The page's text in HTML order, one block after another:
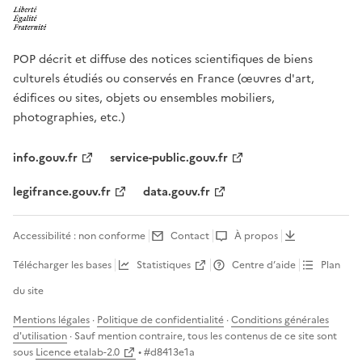
POP décrit et diffuse des notices scientifiques de biens
culturels étudiés ou conservés en France (œuvres d'art,
édifices ou sites, objets ou ensembles mobiliers,
photographies, etc.)
info.gouv.fr
service-public.gouv.fr
legifrance.gouv.fr
data.gouv.fr
Accessibilité : non conforme Contact
À propos
Télécharger les bases
Statistiques Centre d’aide
Plan
du site
Mentions légales · Politique de confidentialité ·Conditions générales
d'utilisation · Sauf mention contraire, tous les contenus de ce site sont
sous Licence etalab-2.0 • #d8413e1a